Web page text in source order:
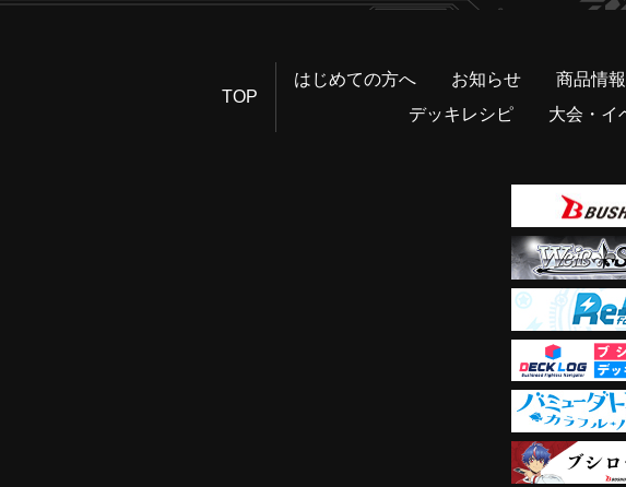
TOP
はじめての方へ お知らせ 商品情報
デッキレシピ
大会・イ